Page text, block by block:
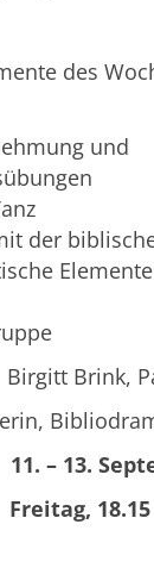
des
und
der
Elemente
Brink,
11. – 13.
Freitag,